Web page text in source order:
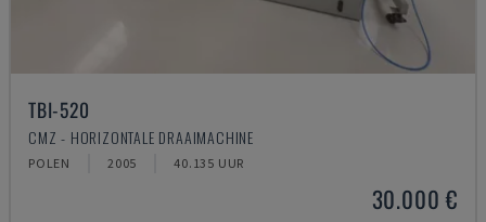
TBI-520
CMZ - HORIZONTALE DRAAIMACHINE
POLEN 2005 40.135 UUR
30.000 €